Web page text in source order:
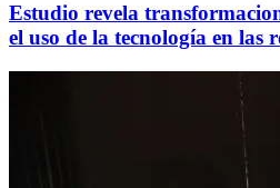
Estudio revela
el uso de la tecnología en las